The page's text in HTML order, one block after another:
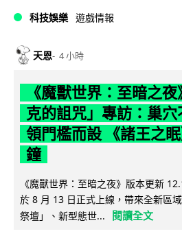
科技娛樂 遊戲情報
天恩 4 小時
《魔獸世界：至暗之
克的詛咒」專訪：巢
領門檻而設 《諸王之
鐘
《魔獸世界：至暗之夜》版本更新
於 8 月 13 日正式上線，帶來全新區
祭壇」、新型態世...
閱讀全文